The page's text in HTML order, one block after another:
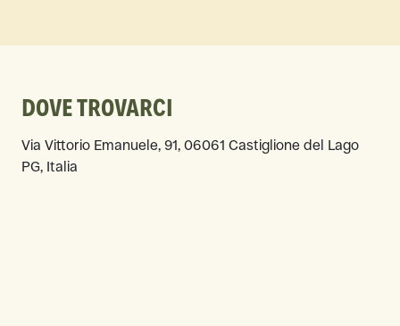
DOVE TROVARCI
Via Vittorio Emanuele, 91, 06061 Castiglione del Lago
PG, Italia